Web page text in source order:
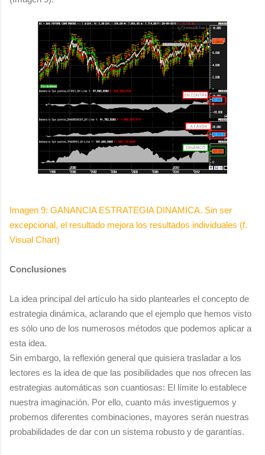
Imagen 9: GANANCIA ESTRATEGIA DINAMICA. Sin ser
excepcional, el resultado mejora los resultados individuales (f.
Visual Chart)
Conclusiones
La idea principal del artículo ha sido plantearles el concepto de
estrategia dinámica, aclarando que el ejemplo que hemos visto
es sólo uno de los numerosos métodos que podemos aplicar a
esta idea.
Sin embargo, la reflexión general que quisiera trasladar a los
lectores es la idea de que las posibilidades que nos ofrecen las
estrategias automáticas son cuantiosas: El límite lo establece
nuestra imaginación. Por ello, cuanto más investiguemos y
probemos diferentes combinaciones, mayores serán nuestras
probabilidades de dar con un sistema robusto y de garantías.